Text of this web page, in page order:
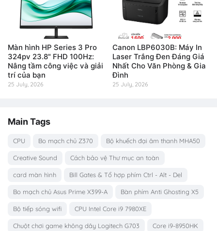
Màn hình HP Series 3 Pro
324pv 23.8" FHD 100Hz:
Nâng tầm công việc và giải
trí của bạn
25 July, 2026
Canon LBP6030B: Máy In
Laser Trắng Đen Đáng Giá
Nhất Cho Văn Phòng & Gia
Đình
25 July, 2026
Main Tags
CPU Bo mạch chủ Z370 Bộ khuếch đại âm thanh MHA50
Creative Sound Cách bảo vệ Thư mục an toàn
card màn hình Bill Gates & Tổ hợp phím Ctrl - Alt - Del
Bo mạch chủ Asus Prime X399-A Bàn phím Anti Ghosting X5
Bộ tiếp sóng wifi CPU Intel Core i9 7980XE
Chuột chơi game không dây Logitech G703 Core i9-8950HK